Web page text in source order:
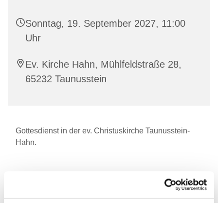
Sonntag, 19. September 2027, 11:00
Uhr
Ev. Kirche Hahn, Mühlfeldstraße 28,
65232 Taunusstein
Gottesdienst in der ev. Christuskirche Taunusstein-
Hahn.